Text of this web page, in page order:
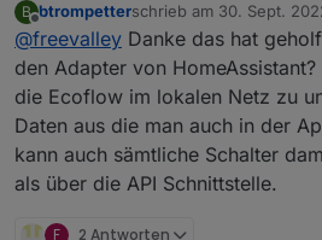
Die Frage kann ich Dir
Dein Fehler sieht mir
https://
bei-adapter-install-
Vielleicht kannst du
B
Offline
btrompetterschrieb am 30. Sept.
zuletzt editiert von
@freevalley Danke das hat
den Adapter von
die Ecoflow im lokalen Netz zu
Daten aus die man auch in der
kann auch sämtliche Schalter
als über die API Schnittstelle.
F 2 Antworten